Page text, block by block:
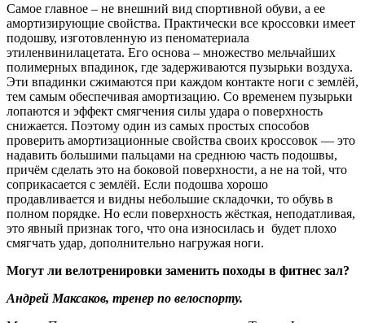
Самое главное – не внешний вид спортивной обуви, а ее
амортизирующие свойства. Практически все кроссовки имеет
подошву, изготовленную из пеноматериала
этиленвинилацетата. Его основа – множество мельчайших
полимерных впадинок, где задерживаются пузырьки воздуха.
Эти впадинки сжимаются при каждом контакте ноги с землёй,
тем самым обеспечивая амортизацию. Со временем пузырьки
лопаются и эффект смягчения силы удара о поверхность
снижается. Поэтому один из самых простых способов
проверить амортизационные свойства своих кроссовок — это
надавить большими пальцами на среднюю часть подошвы,
причём сделать это на боковой поверхности, а не на той, что
соприкасается с землёй. Если подошва хорошо
продавливается и видны небольшие складочки, то обувь в
полном порядке. Но если поверхность жёсткая, неподатливая,
это явный признак того, что она износилась и будет плохо
смягчать удар, дополнительно нагружая ноги.
Могут ли велотренировки заменить походы в фитнес зал?
Андрей Максаков, тренер по велоспорту.